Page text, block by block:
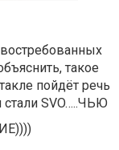
такое
пойдёт речь
SVO…..ЧЬЮ